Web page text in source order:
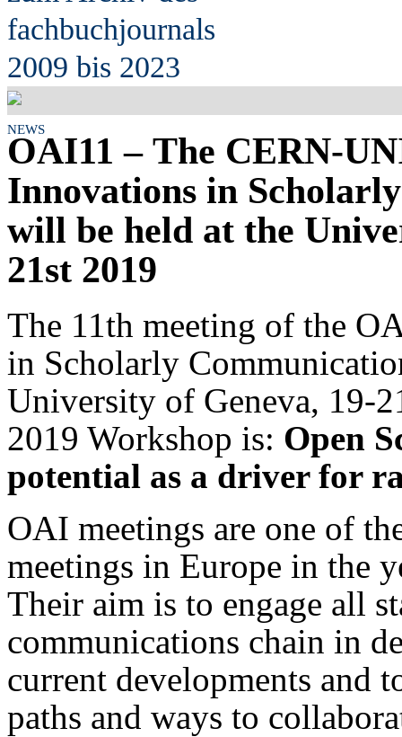
fachbuchjournals
2009 bis 2023
NEWS
OAI11 – The CERN-
Innovations in
will be held at the
21st 2019
The 11th meeting of the
in Scholarly
University of Geneva, 19-
2019 Workshop is: Open
potential as a driver for
OAI meetings are one of
meetings in Europe in the
Their aim is to engage all
communications chain in
current developments and
paths and ways to